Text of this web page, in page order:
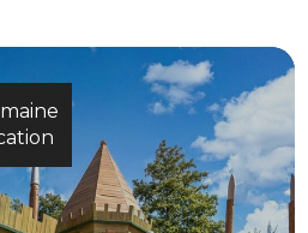
plutôt qu’une destination
La présence d’un
de services pratiques et
août rend le séjour plus
environs permettent aussi
avec notamment du
10 km. Ce camping se